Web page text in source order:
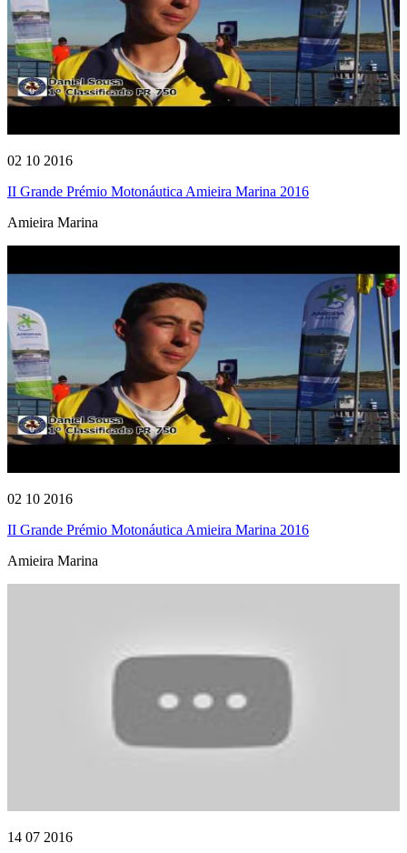
02 10 2016
II Grande Prémio Motonáutica Amieira Marina 2016
Amieira Marina
02 10 2016
II Grande Prémio Motonáutica Amieira Marina 2016
Amieira Marina
14 07 2016